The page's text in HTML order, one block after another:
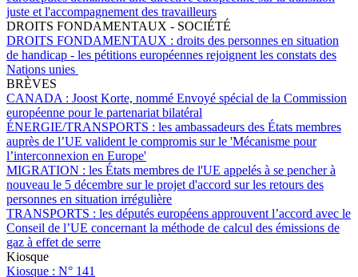
juste et l'accompagnement des travailleurs
DROITS FONDAMENTAUX - SOCIÉTÉ
DROITS FONDAMENTAUX : droits des personnes en situation
de handicap - les pétitions européennes rejoignent les constats des
Nations unies
BRÈVES
CANADA : Joost Korte, nommé Envoyé spécial de la Commission
européenne pour le partenariat bilatéral
ÉNERGIE/TRANSPORTS : les ambassadeurs des États membres
auprès de l’UE valident le compromis sur le 'Mécanisme pour
l’interconnexion en Europe'
MIGRATION : les États membres de l'UE appelés à se pencher à
nouveau le 5 décembre sur le projet d'accord sur les retours des
personnes en situation irrégulière
TRANSPORTS : les députés européens approuvent l’accord avec le
Conseil de l’UE concernant la méthode de calcul des émissions de
gaz à effet de serre
Kiosque
Kiosque : N° 141